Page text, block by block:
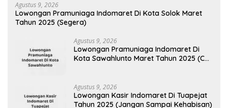
Agustus 9, 2026
Lowongan Pramuniaga Indomaret Di Kota Solok Maret
Tahun 2025 (Segera)
Agustus 9, 2026
Lowongan Pramuniaga Indomaret Di
Kota Sawahlunto Maret Tahun 2025 (Cek
Agustus 9, 2026
Lowongan Kasir Indomaret Di Tuapejat
Tahun 2025 (Jangan Sampai Kehabisan)